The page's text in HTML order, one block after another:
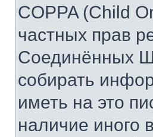
COPPA (Child
частных прав
Соединённых
собирать
иметь на это
наличие иного